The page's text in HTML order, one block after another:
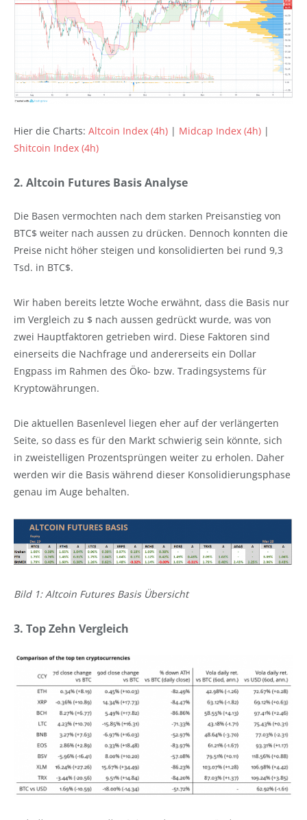
Hier die Charts: Altcoin Index (4h) | Midcap Index (4h) |
Shitcoin Index (4h)
2. Altcoin Futures Basis Analyse
Die Basen vermochten nach dem starken Preisanstieg von
BTC$ weiter nach aussen zu drücken. Dennoch konnten die
Preise nicht höher steigen und konsolidierten bei rund 9,3
Tsd. in BTC$.
Wir haben bereits letzte Woche erwähnt, dass die Basis nur
im Vergleich zu $ nach aussen gedrückt wurde, was von
zwei Hauptfaktoren getrieben wird. Diese Faktoren sind
einerseits die Nachfrage und andererseits ein Dollar
Engpass im Rahmen des Öko- bzw. Tradingsystems für
Kryptowährungen.
Die aktuellen Basenlevel liegen eher auf der verlängerten
Seite, so dass es für den Markt schwierig sein könnte, sich
in zweistelligen Prozentsprüngen weiter zu erholen. Daher
werden wir die Basis während dieser Konsolidierungsphase
genau im Auge behalten.
Bild 1: Altcoin Futures Basis Übersicht
3. Top Zehn Vergleich